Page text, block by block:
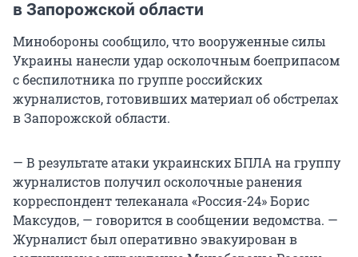
в Запорожской области
Минобороны сообщило, что вооруженные силы
Украины нанесли удар осколочным боеприпасом
с беспилотника по группе российских
журналистов, готовивших материал об обстрелах
в Запорожской области.
— В результате атаки украинских БПЛА на группу
журналистов получил осколочные ранения
корреспондент телеканала «Россия-24» Борис
Максудов, — говорится в сообщении ведомства. —
Журналист был оперативно эвакуирован в